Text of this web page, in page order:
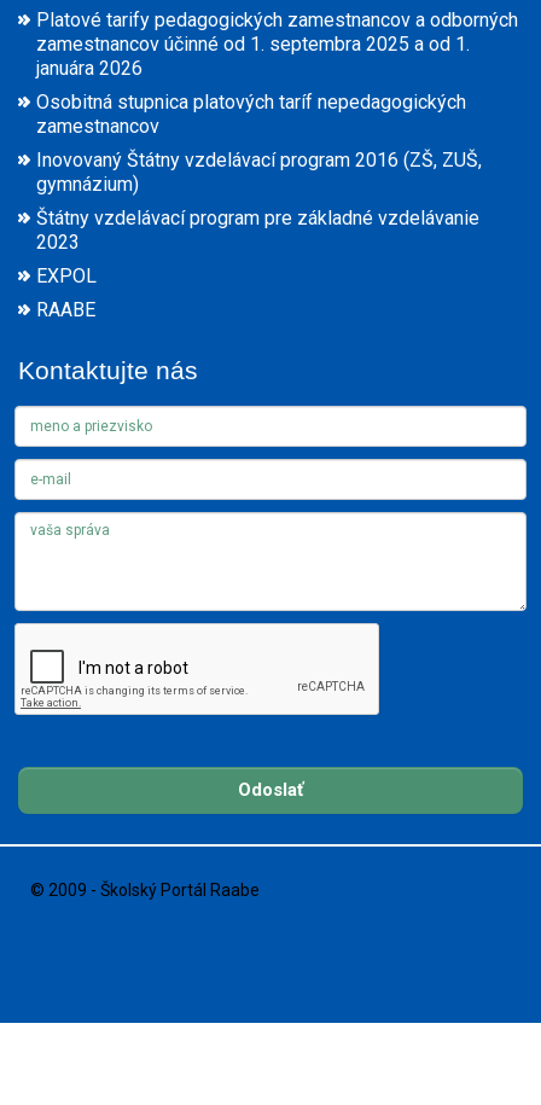
Platové tarify pedagogických zamestnancov a odborných
zamestnancov účinné od 1. septembra 2025 a od 1.
januára 2026
Osobitná stupnica platových taríf nepedagogických
zamestnancov
Inovovaný Štátny vzdelávací program 2016 (ZŠ, ZUŠ,
gymnázium)
Štátny vzdelávací program pre základné vzdelávanie
2023
EXPOL
RAABE
Kontaktujte nás
Odoslať
© 2009 - Školský Portál Raabe